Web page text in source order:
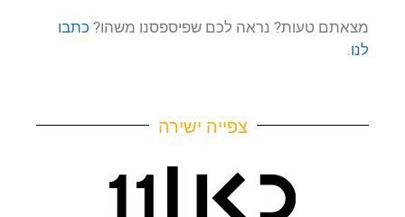
מצאתם טעות? נראה לכם שפיספסנו משהו? כתבו
לנו.
צפייה ישירה